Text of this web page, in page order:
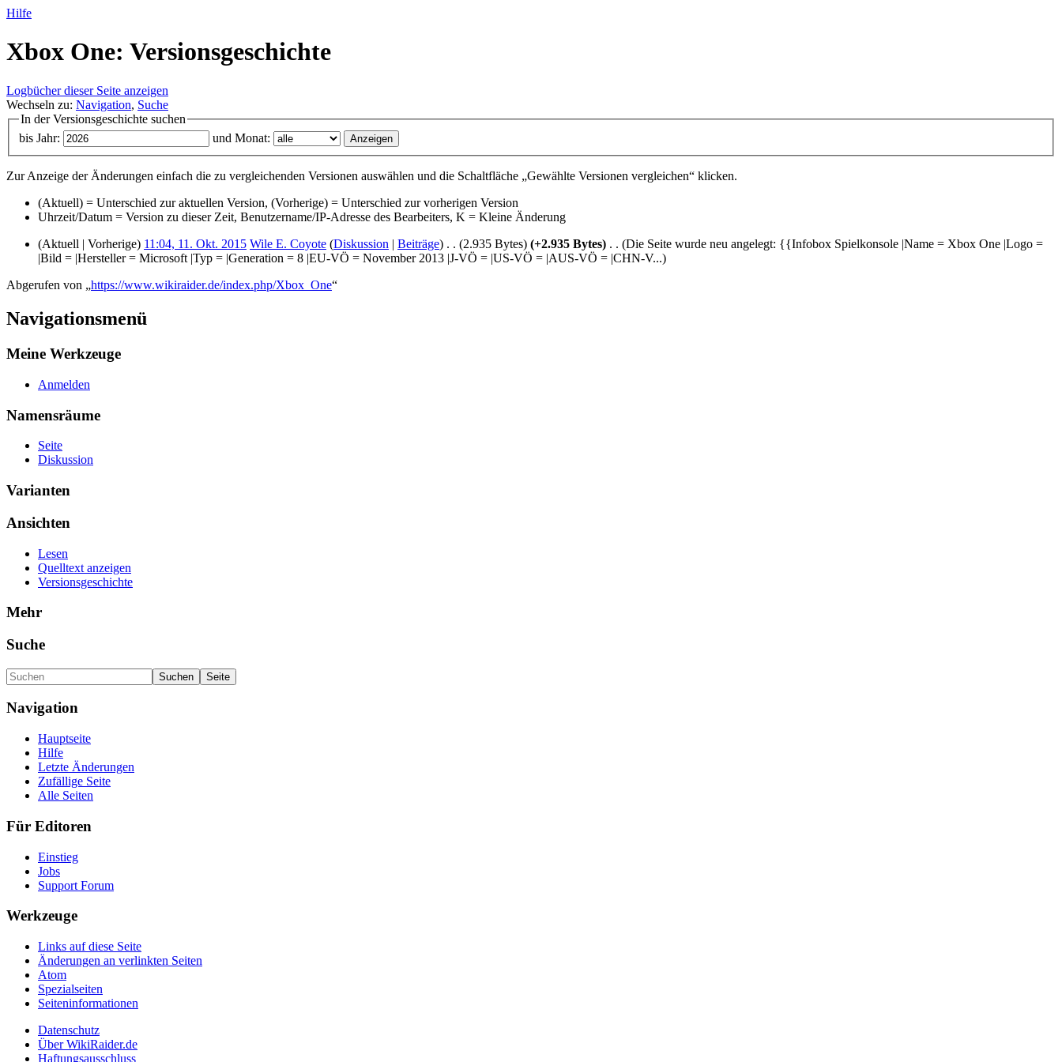
Hilfe
Xbox One: Versionsgeschichte
Logbücher dieser Seite anzeigen
Wechseln zu: Navigation, Suche
In der Versionsgeschichte suchen
bis Jahr:
und Monat:
Zur Anzeige der Änderungen einfach die zu vergleichenden Versionen auswählen und die Schaltfläche „Gewählte Versionen vergleichen“ klicken.
(Aktuell) = Unterschied zur aktuellen Version, (Vorherige) = Unterschied zur vorherigen Version
Uhrzeit/Datum = Version zu dieser Zeit, Benutzername/IP-Adresse des Bearbeiters, K = Kleine Änderung
(Aktuell | Vorherige) 11:04, 11. Okt. 2015 Wile E. Coyote (Diskussion Beiträge) . . (2.935 Bytes) (+2.935 Bytes) . . (Die Seite wurde neu angelegt: {{Infobox Spielkonsole |Name = Xbox One |Logo =
|Bild = |Hersteller = Microsoft |Typ = |Generation = 8 |EU-VÖ = November 2013 |J-VÖ = |US-VÖ = |AUS-VÖ = |CHN-V...)
Abgerufen von „https://www.wikiraider.de/index.php/Xbox_One“
Navigationsmenü
Meine Werkzeuge
Anmelden
Namensräume
Seite
Diskussion
Varianten
Ansichten
Lesen
Quelltext anzeigen
Versionsgeschichte
Mehr
Suche
Navigation
Hauptseite
Hilfe
Letzte Änderungen
Zufällige Seite
Alle Seiten
Für Editoren
Einstieg
Jobs
Support Forum
Werkzeuge
Links auf diese Seite
Änderungen an verlinkten Seiten
Atom
Spezialseiten
Seiten­informationen
Datenschutz
Über WikiRaider.de
Haftungsausschluss